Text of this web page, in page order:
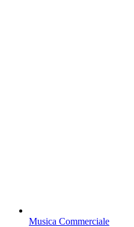
Musica Commerciale